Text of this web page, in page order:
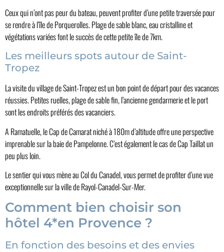
Ceux qui n’ont pas peur du bateau, peuvent profiter d’une petite traversée pour
se rendre à l’île de Porquerolles. Plage de sable blanc, eau cristalline et
végétations variées font le succès de cette petite île de 7km.
Les meilleurs spots autour de Saint-
Tropez
La visite du village de Saint-Tropez est un bon point de départ pour des vacances
réussies. Petites ruelles, plage de sable fin, l’ancienne gendarmerie et le port
sont les endroits préférés des vacanciers.
A Ramatuelle, le Cap de Camarat niché à 180m d’altitude offre une perspective
imprenable sur la baie de Pampelonne. C’est également le cas de Cap Taillat un
peu plus loin.
Le sentier qui vous mène au Col du Canadel, vous permet de profiter d’une vue
exceptionnelle sur la ville de Rayol-Canadel-Sur-Mer.
Comment bien choisir son
hôtel 4*en Provence ?
En fonction des besoins et des envies